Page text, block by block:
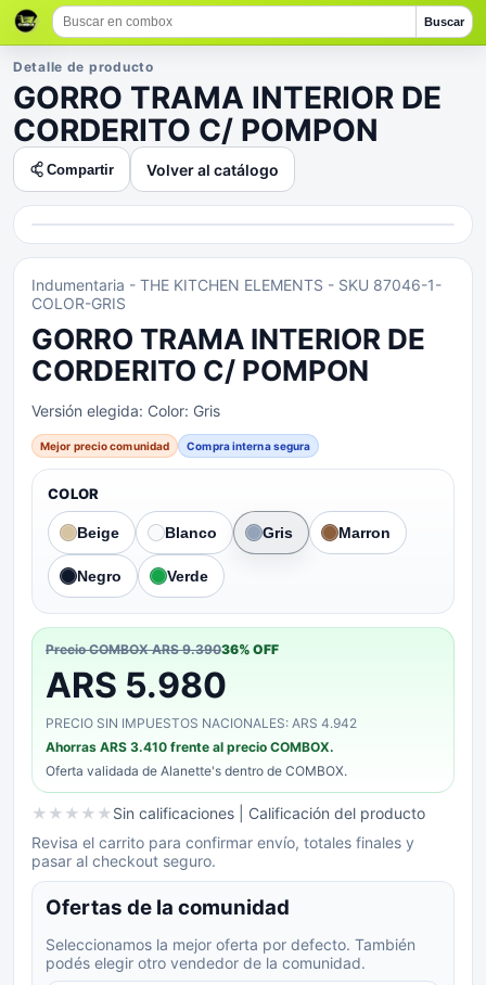
Buscar
Detalle de producto
GORRO TRAMA INTERIOR DE
CORDERITO C/ POMPON
Compartir Volver al catálogo
Indumentaria - THE KITCHEN ELEMENTS - SKU 87046-1-
COLOR-GRIS
GORRO TRAMA INTERIOR DE
CORDERITO C/ POMPON
Versión elegida: Color: Gris
Mejor precio comunidad Compra interna segura
COLOR
Beige Blanco Gris Marron
Negro Verde
Precio COMBOXARS 9.39036% OFF
ARS 5.980
PRECIO SIN IMPUESTOS NACIONALES: ARS 4.942
Ahorras ARS 3.410 frente al precio COMBOX.
Oferta validada de Alanette's dentro de COMBOX.
★ ★ ★ ★ ★Sin calificaciones | Calificación del producto
Revisa el carrito para confirmar envío, totales finales y
pasar al checkout seguro.
Ofertas de la comunidad
Seleccionamos la mejor oferta por defecto. También
podés elegir otro vendedor de la comunidad.